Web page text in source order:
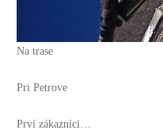
Na trase
Pri Petrove
Prví zákazníci…